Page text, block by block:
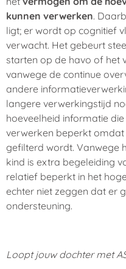
kunnen verwerken.
ligt; er wordt op cognitief
verwacht. Het gebeurt
starten op de havo of het
vanwege de continue
andere
langere verwerkingstijd
hoeveelheid informatie
verwerken beperkt
gefilterd wordt. Vanwege
kind is extra begeleiding
relatief beperkt in het
echter niet zeggen dat er
ondersteuning.
Loopt jouw dochter met